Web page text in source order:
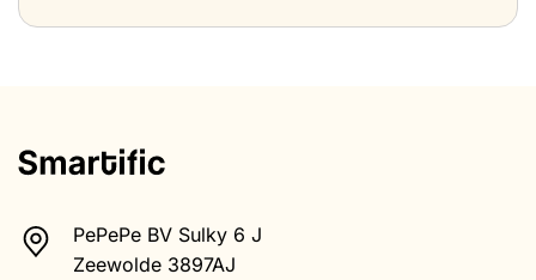
PePePe BV Sulky 6 J
Zeewolde 3897AJ